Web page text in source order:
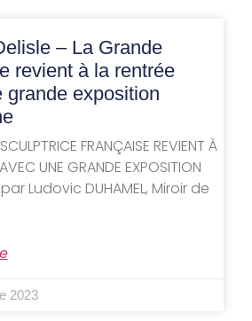
– La Grande
revient à la rentrée
grande exposition
FRANÇAISE REVIENT À
AVEC UNE GRANDE EXPOSITION
par Ludovic DUHAMEL, Miroir de
2023